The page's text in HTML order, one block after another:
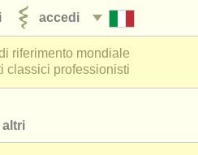
accedi
riferimento mondiale
classici professionisti
altri